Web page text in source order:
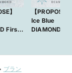
】
First
【PROPOSE】
Ice Blue
DIAMOND
ブラン